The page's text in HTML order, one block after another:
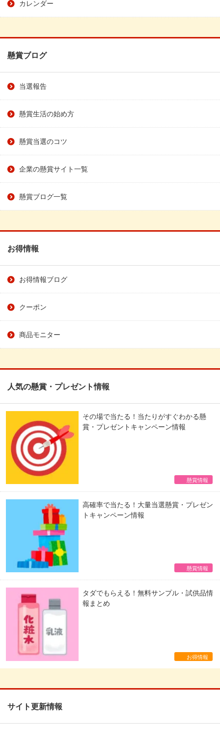
カレンダー
懸賞ブログ
当選報告
懸賞生活の始め方
懸賞当選のコツ
企業の懸賞サイト一覧
懸賞ブログ一覧
お得情報
お得情報ブログ
クーポン
商品モニター
人気の懸賞・プレゼント情報
その場で当たる！当たりがすぐわかる懸
賞・プレゼントキャンペーン情報
懸賞情報
高確率で当たる！大量当選懸賞・プレゼン
トキャンペーン情報
懸賞情報
タダでもらえる！無料サンプル・試供品情
報まとめ
お得情報
サイト更新情報